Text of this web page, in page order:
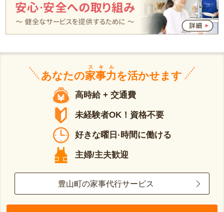
あなたの家事力
スキル
を活かせます
高時給 + 交通費
未経験者OK！資格不要
好きな曜日·時間に働ける
主婦/主夫歓迎
豊山町の家事代行サービス